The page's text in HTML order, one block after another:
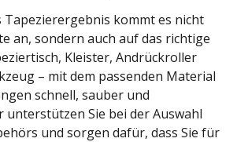
Tapezierergebnis kommt es nicht
an, sondern auch auf das richtige
Kleister, Andrückroller
– mit dem passenden Material
schnell, sauber und
unterstützen Sie bei der Auswahl
und sorgen dafür, dass Sie für